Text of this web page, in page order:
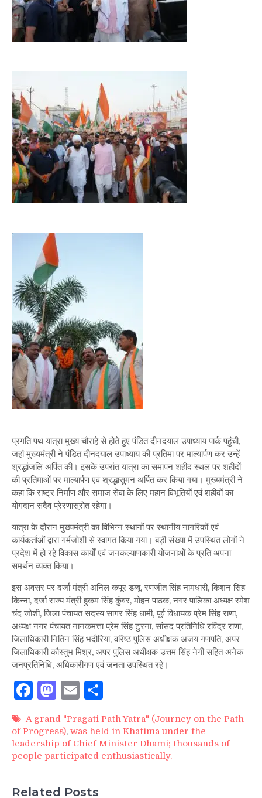
प्रगति पथ यात्रा मुख्य चौराहे से होते हुए पंडित दीनदयाल उपाध्याय पार्क पहुंची,
जहां मुख्यमंत्री ने पंडित दीनदयाल उपाध्याय की प्रतिमा पर माल्यार्पण कर उन्हें
श्रद्धांजलि अर्पित की। इसके उपरांत यात्रा का समापन शहीद स्थल पर शहीदों
की प्रतिमाओं पर माल्यार्पण एवं श्रद्धासुमन अर्पित कर किया गया। मुख्यमंत्री ने
कहा कि राष्ट्र निर्माण और समाज सेवा के लिए महान विभूतियों एवं शहीदों का
योगदान सदैव प्रेरणास्रोत रहेगा।
यात्रा के दौरान मुख्यमंत्री का विभिन्न स्थानों पर स्थानीय नागरिकों एवं
कार्यकर्ताओं द्वारा गर्मजोशी से स्वागत किया गया। बड़ी संख्या में उपस्थित लोगों ने
प्रदेश में हो रहे विकास कार्यों एवं जनकल्याणकारी योजनाओं के प्रति अपना
समर्थन व्यक्त किया।
इस अवसर पर दर्जा मंत्री अनिल कपूर डब्बू, रणजीत सिंह नामधारी, किशन सिंह
किन्ना, दर्जा राज्य मंत्री हुकम सिंह कुंवर, मोहन पाठक, नगर पालिका अध्यक्ष रमेश
चंद जोशी, जिला पंचायत सदस्य सागर सिंह धामी, पूर्व विधायक प्रेम सिंह राणा,
अध्यक्ष नगर पंचायत नानकमत्ता प्रेम सिंह टुरना, सांसद प्रतिनिधि रविंद्र राणा,
जिलाधिकारी नितिन सिंह भदौरिया, वरिष्ठ पुलिस अधीक्षक अजय गणपति, अपर
जिलाधिकारी कौस्तुभ मिश्र, अपर पुलिस अधीक्षक उत्तम सिंह नेगी सहित अनेक
जनप्रतिनिधि, अधिकारीगण एवं जनता उपस्थित रहे।
Facebook
Mastodon
Email
A grand "Pragati Path Yatra" (Journey on the Path
of Progress), was held in Khatima under the
leadership of Chief Minister Dhami; thousands of
people participated enthusiastically.
Related Posts